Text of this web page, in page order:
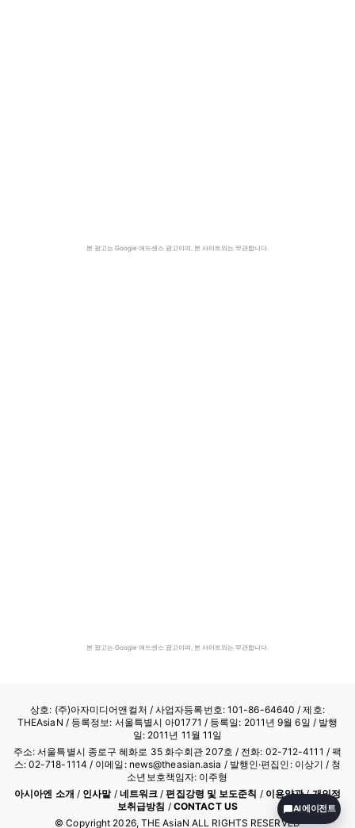
본 광고는 Google 애드센스 광고이며, 본 사이트와는 무관합니다.
본 광고는 Google 애드센스 광고이며, 본 사이트와는 무관합니다.
상호: (주)아자미디어앤컬처 /사업자등록번호: 101-86-64640 / 제호:
THEAsiaN / 등록정보: 서울특별시 아01771 / 등록일: 2011년 9월 6일 / 발행
일: 2011년 11월 11일
주소: 서울특별시 종로구 혜화로 35 화수회관 207호 / 전화: 02-712-4111 / 팩
스: 02-718-1114 / 이메일: news@theasian.asia / 발행인·편집인: 이상기 / 청
소년보호책임자: 이주형
아시아엔 소개 / 인사말/ 네트워크 /편집강령 및 보도준칙 / 이용약관/개인정
보취급방침 / CONTACT US
© Copyright 2026, THE AsiaN ALL RIGHTS RESERVED
AI 에이전트